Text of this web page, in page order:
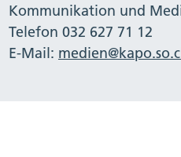
Kommunikation und
Telefon 032 627 71 12
E-Mail: